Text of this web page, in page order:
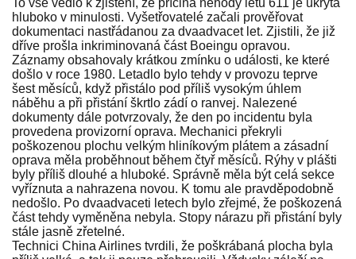
To vše vedlo k zjištění, že příčina nehody letu 611 je ukryta
hluboko v minulosti. Vyšetřovatelé začali prověřovat
dokumentaci nastřádanou za dvaadvacet let. Zjistili, že již
dříve prošla inkriminovaná část Boeingu opravou.
Záznamy obsahovaly krátkou zmínku o události, ke které
došlo v roce 1980. Letadlo bylo tehdy v provozu teprve
šest měsíců, když přistálo pod příliš vysokým úhlem
náběhu a při přistání škrtlo zádí o ranvej. Nalezené
dokumenty dále potvrzovaly, že den po incidentu byla
provedena provizorní oprava. Mechanici překryli
poškozenou plochu velkým hliníkovým plátem a zásadní
oprava měla proběhnout během čtyř měsíců. Rýhy v plášti
byly příliš dlouhé a hluboké. Správně měla být celá sekce
vyříznuta a nahrazena novou. K tomu ale pravděpodobně
nedošlo. Po dvaadvaceti letech bylo zřejmé, že poškozená
část tehdy vyměněna nebyla. Stopy nárazu při přistání byly
stále jasně zřetelné.
Technici China Airlines tvrdili, že poškrábaná plocha byla